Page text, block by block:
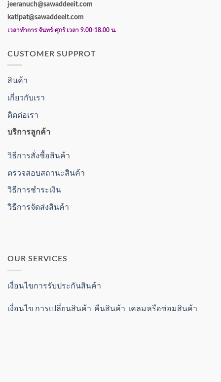
jeeranuch@sawaddeeit.com
katipat@sawaddeeit.com
เวลาทำการ จันทร์-ศุกร์ เวลา 9.00-18.00 น.
CUSTOMER SUPPROT
สินค้า
เกี่ยวกับเรา
ติดต่อเรา
บริการลูกค้า
วิธีการสั่งซื้อสินค้า
ตรวจสอบสถานะสินค้า
วิธีการชำระเงิน
วิธีการจัดส่งสินค้า
OUR SERVICES
เงื่อนไขการรับประกันสินค้า
เงื่อนไข การเปลี่ยนสินค้า คืนสินค้า เคลมหรือซ่อมสินค้า